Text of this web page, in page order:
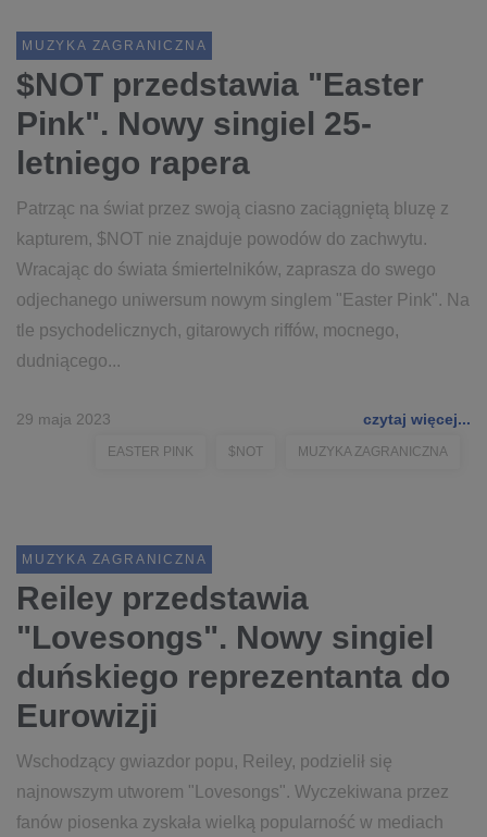
MUZYKA ZAGRANICZNA
$NOT przedstawia "Easter
Pink". Nowy singiel 25-
letniego rapera
Patrząc na świat przez swoją ciasno zaciągniętą bluzę z
kapturem, $NOT nie znajduje powodów do zachwytu.
Wracając do świata śmiertelników, zaprasza do swego
odjechanego uniwersum nowym singlem "Easter Pink". Na
tle psychodelicznych, gitarowych riffów, mocnego,
dudniącego...
29 maja 2023 czytaj więcej...
EASTER PINK $NOT MUZYKA ZAGRANICZNA
MUZYKA ZAGRANICZNA
Reiley przedstawia
"Lovesongs". Nowy singiel
duńskiego reprezentanta do
Eurowizji
Wschodzący gwiazdor popu, Reiley, podzielił się
najnowszym utworem "Lovesongs". Wyczekiwana przez
fanów piosenka zyskała wielką popularność w mediach